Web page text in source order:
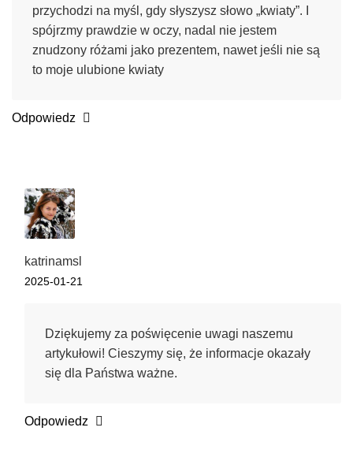
przychodzi na myśl, gdy słyszysz słowo „kwiaty”. I
spójrzmy prawdzie w oczy, nadal nie jestem
znudzony różami jako prezentem, nawet jeśli nie są
to moje ulubione kwiaty
Odpowiedz
katrinamsl
2025-01-21
Dziękujemy za poświęcenie uwagi naszemu
artykułowi! Cieszymy się, że informacje okazały
się dla Państwa ważne.
Odpowiedz